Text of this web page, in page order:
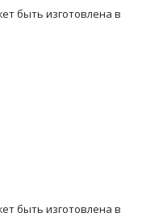
быть изготовлена в
быть изготовлена в